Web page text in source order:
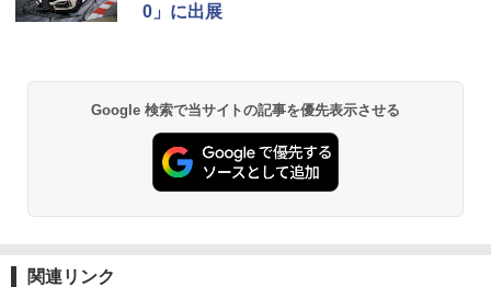
0」に出展
Google 検索で当サイトの記事を優先表示させる
関連リンク